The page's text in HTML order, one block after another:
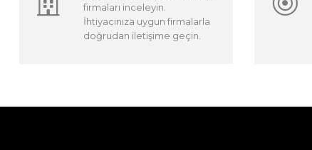
firmaları inceleyin.
İhtiyacınıza uygun firmalarla
doğrudan iletişime geçin.